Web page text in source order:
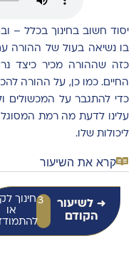
יסוד חשוב בחינוך בכלל –
בו נשיאה בעול של ההורה
כזה שההורה מכיר כיצד
החיים. כמו כן, על ההורה
כדי להתגבר על המכשולים
עלינו לדעת מה רמת
ליכולות שלו.
קרא את השיעור
→ לשיעור
הקודם
3 חינוך
או